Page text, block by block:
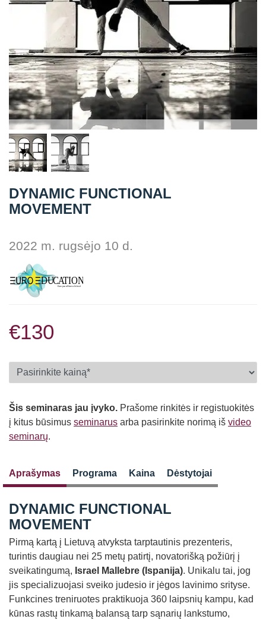
Sėkmės istorijos
Atsiliepimai
Kontaktai
DYNAMIC FUNCTIONAL
MOVEMENT
2022 m. rugsėjo 10 d.
€130
Šis seminaras jau įvyko. Prašome rinkitės ir registuokitės
į kitus būsimus seminarus arba pasirinkite norimą iš video
seminarų.
Aprašymas Programa Kaina Dėstytojai
DYNAMIC FUNCTIONAL
MOVEMENT
Pirmą kartą į Lietuvą atvyksta tarptautinis prezenteris,
turintis daugiau nei 25 metų patirtį, novatorišką požiūrį į
sveikatingumą, Israel Mallebre (Ispanija). Unikalu tai, jog
jis specializuojasi sveiko judesio ir jėgos lavinimo srityse.
Funkcines treniruotes praktikuoja 360 laipsnių kampu, kad
kūnas rastų tinkamą balansą tarp sąnarių lankstumo,